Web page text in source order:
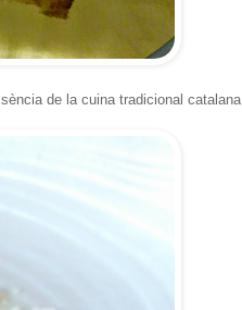
de la cuina tradicional catalana